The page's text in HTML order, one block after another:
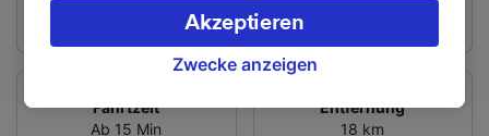
Fahrtzeit
Ab 15 Min
Entfernung
18 km
verarbeiten. Sie können Ihre Präferenzen
akzeptieren oder verwalten, einschließlich
Ihres Widerspruchsrechts bei berechtigtem
besuchen Sie jederzeit die Seite der
Zwecke anzeigen
Akzeptieren